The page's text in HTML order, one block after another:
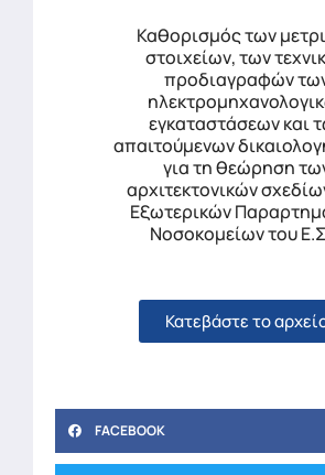
Καθορισμός των
στοιχείων, των
προδιαγραφών
εγκαταστάσεων και
απαιτούμενων
για τη θεώρηση
αρχιτεκτονικών
Εξωτερικών
Νοσοκομείων του
Κατεβάστε το
FACEBOOK